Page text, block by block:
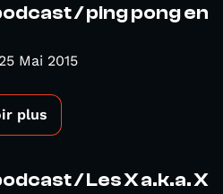
/ ping pong en
Mai 2015
plus
/ Les X a.k.a. X